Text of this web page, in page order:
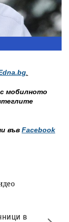
с мобилното
във Facebook
в